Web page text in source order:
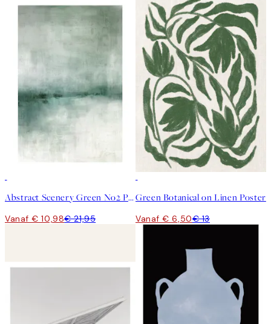
Abstract Scenery Green No2 Poster
Vanaf € 10,98€ 21,95
Green Botanical on Linen Poster
Vanaf € 6,50€ 13